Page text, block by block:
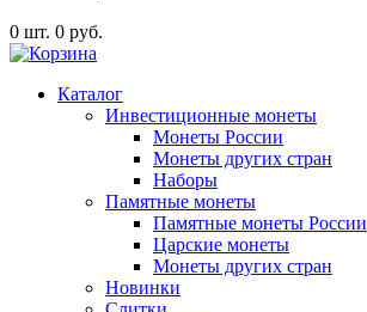
0 шт. 0 руб.
Каталог
Инвестиционные монеты
Монеты России
Монеты других стран
Наборы
Памятные монеты
Памятные монеты России
Царские монеты
Монеты других стран
Новинки